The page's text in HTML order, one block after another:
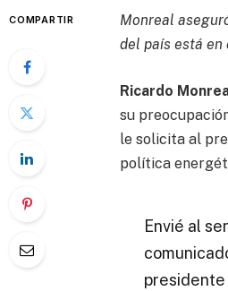
COMPARTIR
Monreal
del país está en
Ricardo
su
le solicita al
política
Envié al
presidente